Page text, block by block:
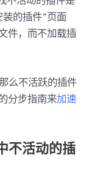
装的插件”页面
件，而不加载插
么不活跃的插件
分步指南来加速
不活动的插